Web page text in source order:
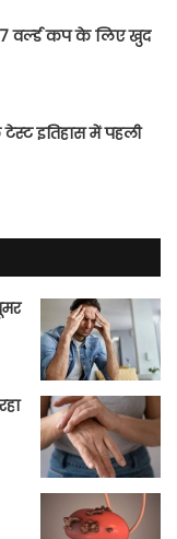
वर्ल्‍ड कप के लिए खुद
इतिहास में पहली